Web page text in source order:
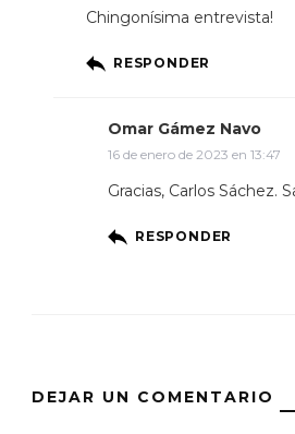
Chingonísima entrevista!
RESPONDER
Omar Gámez Navo
16 de enero de 2023 en 13:47
Gracias, Carlos Sáchez.
RESPONDER
DEJAR UN COMENTARIO